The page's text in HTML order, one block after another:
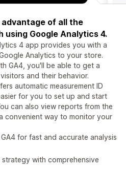
of all the
Google Analytics 4.
4 app provides you with a
Analytics to your store.
GA4, you'll be able to get a
and their behavior.
automatic measurement ID
for you to set up and start
can also view reports from the
convenient way to monitor your
for fast and accurate analysis
strategy with comprehensive